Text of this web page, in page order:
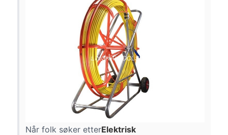
Når folk søker etterElektrisk